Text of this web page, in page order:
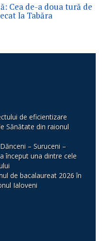
Cea de-a doua tură de
la Tabăra
de eficientizare
Sănătate din raionul
– Suruceni –
început una dintre cele
de bacalaureat 2026 în
Ialoveni